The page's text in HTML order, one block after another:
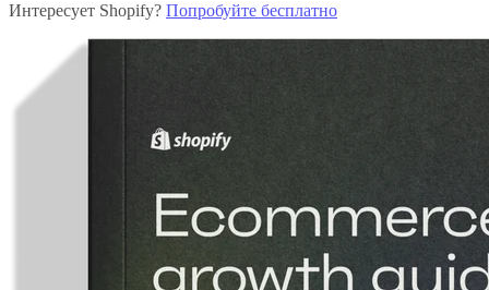
Интересует Shopify? Попробуйте бесплатно